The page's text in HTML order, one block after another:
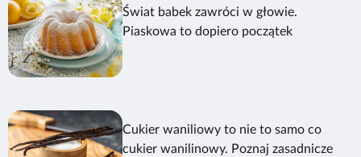
Świat babek zawróci w głowie.
Piaskowa to dopiero początek
Cukier waniliowy to nie to samo co
cukier wanilinowy. Poznaj zasadnicze